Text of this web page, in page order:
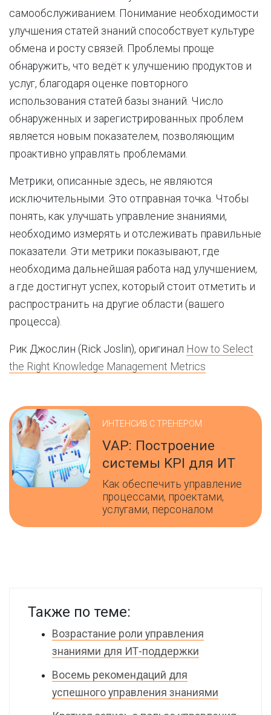
самообслуживанием. Понимание необходимости
улучшения статей знаний способствует культуре
обмена и росту связей. Проблемы проще
обнаружить, что ведёт к улучшению продуктов и
услуг, благодаря оценке повторного
использования статей базы знаний. Число
обнаруженных и зарегистрированных проблем
является новым показателем, позволяющим
проактивно управлять проблемами.
Метрики, описанные здесь, не являются
исключительными. Это отправная точка. Чтобы
понять, как улучшать управление знаниями,
необходимо измерять и отслеживать правильные
показатели. Эти метрики показывают, где
необходима дальнейшая работа над улучшением,
а где достигнут успех, который стоит отметить и
распространить на другие области (вашего
процесса).
Рик Джослин (Rick Joslin), оригинал How to Select
the Right Knowledge Management Metrics
ИНТЕНСИВ С ТРЕНЕРОМ
VAP: Построение
системы KPI для ИТ
Как обеспечить управление
процессами, проектами,
услугами, персоналом
Также по теме:
Возрастание роли управления
знаниями для ИТ-поддержки
Восемь рекомендаций для
успешного управления знаниями